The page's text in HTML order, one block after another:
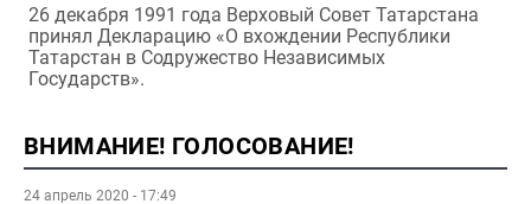
26 декабря 1991 года Верховый Совет Татарстана
принял Декларацию «О вхождении Республики
Татарстан в Содружество Независимых
Государств».
ВНИМАНИЕ! ГОЛОСОВАНИЕ!
24 апрель 2020 - 17:49